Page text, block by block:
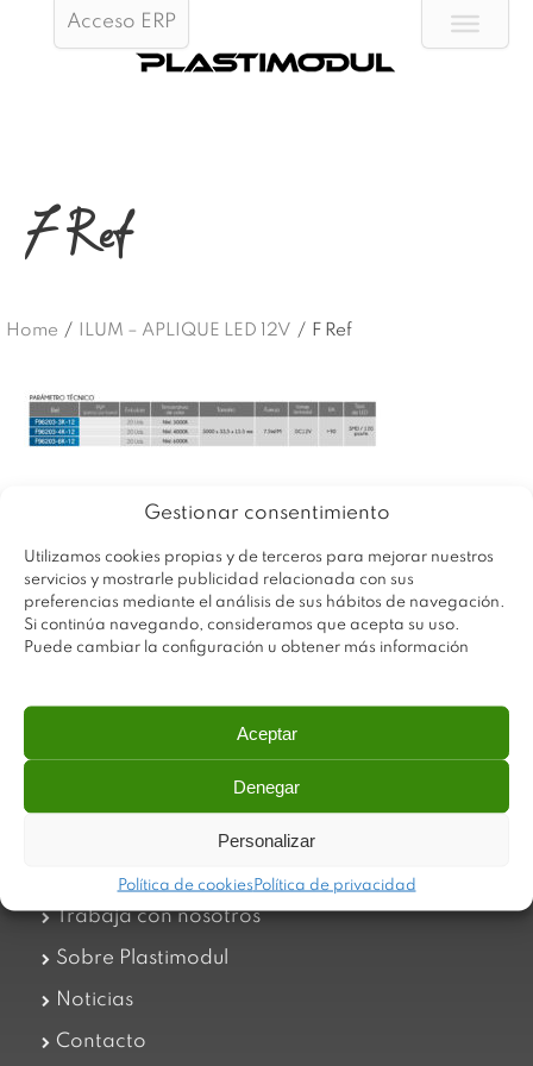
Gestionar consentimiento
Utilizamos cookies propias y de terceros para mejorar nuestros
servicios y mostrarle publicidad relacionada con sus
preferencias mediante el análisis de sus hábitos de navegación.
Si continúa navegando, consideramos que acepta su uso.
Puede cambiar la configuración u obtener más información
Aceptar
Denegar
Personalizar
Política de cookies Política de privacidad
Acceso ERP
F Ref
Home / ILUM – APLIQUE LED 12V / F Ref
Plastimodul tiene como objetivo ofrecer productos
en medios tecnológicos que permiten aportar soluciones
dinámicas y operativas. Utilizamos materiales de primera
Trabaja con nosotros
Sobre Plastimodul
Noticias
Contacto